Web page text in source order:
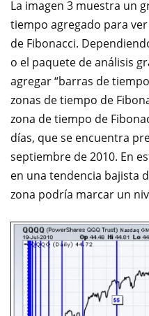
La imagen 3 muestra un
tiempo agregado para
de Fibonacci.
o el paquete de análisis
agregar “barras de
zonas de tiempo de
zona de tiempo de
días, que se encuentra
septiembre de 2010. En
en una tendencia bajista
zona podría marcar un